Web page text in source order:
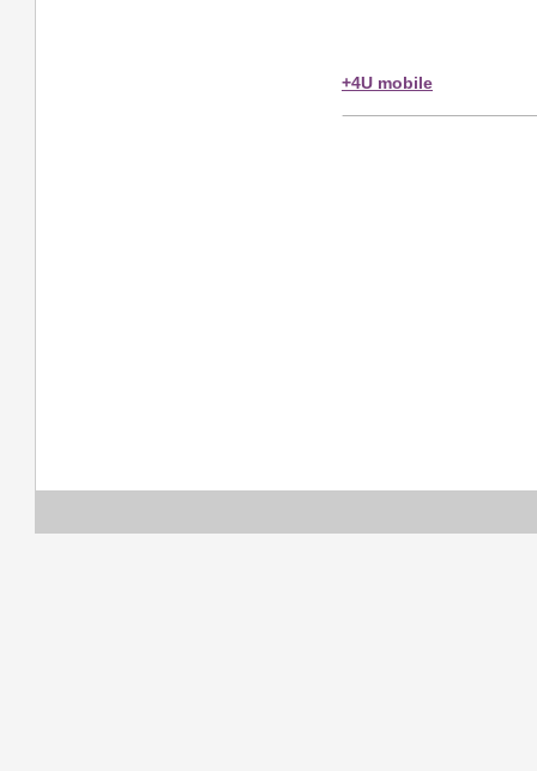
+4U mobile